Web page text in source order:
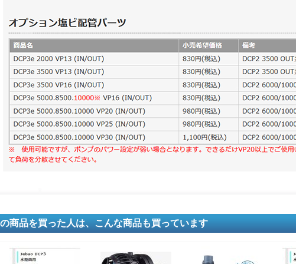
商品を買った人は、こんな商品も買っています